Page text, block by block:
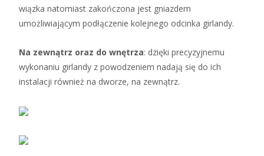
wiązka natomiast zakończona jest gniazdem
umożliwiającym podłączenie kolejnego odcinka girlandy.
Na zewnątrz oraz do wnętrza: dzięki precyzyjnemu
wykonaniu girlandy z powodzeniem nadają się do ich
instalacji również na dworze, na zewnątrz.